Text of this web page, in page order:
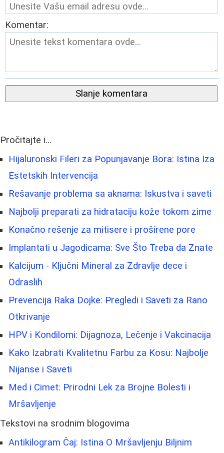
Komentar:
Slanje komentara
Pročitajte i...
Hijaluronski Fileri za Popunjavanje Bora: Istina Iza
Estetskih Intervencija
Rešavanje problema sa aknama: Iskustva i saveti
Najbolji preparati za hidrataciju kože tokom zime
Konačno rešenje za mitisere i proširene pore
Implantati u Jagodicama: Sve Što Treba da Znate
Kalcijum - Ključni Mineral za Zdravlje dece i
Odraslih
Prevencija Raka Dojke: Pregledi i Saveti za Rano
Otkrivanje
HPV i Kondilomi: Dijagnoza, Lečenje i Vakcinacija
Kako Izabrati Kvalitetnu Farbu za Kosu: Najbolje
Nijanse i Saveti
Med i Cimet: Prirodni Lek za Brojne Bolesti i
Mršavljenje
Tekstovi na srodnim blogovima
Antikilogram Čaj: Istina O Mršavljenju Biljnim